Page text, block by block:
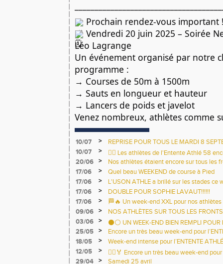
Prochain rendez-vous important
Vendredi 20 juin 2025 – Soirée
Léo Lagrange
Un événement organisé par notre
programme :
→ Courses de 50m à 1500m
→ Sauts en longueur et hauteur
→ Lancers de poids et javelot
Venez nombreux, athlètes comme
10/07 >
REPRISE POUR TOUS LE MARDI 8
LEO LAGRANGE.
10/07 >
🏃‍♀️ Les athlètes de l'Entente Athlé 58
terrains ce week-end ! 🏃‍♂️
20/06 >
Nos athlètes étaient encore sur tous les
la canicule ! 💙💛
17/06 >
Quel beau WEEKEND de course à Pied
17/06
>
L'USON ATHLE a brillé sur les stades ce
17/06
>
DOUBLE POUR SOPHIE LAVAUT!!!!!!
17/06
>
🏁🔥 Un week-end XXL pour nos athlètes
09/06
>
NOS ATHLÈTES SUR TOUS LES
03/06
>
⚫⚪ UN WEEK-END BIEN REMPLI POUR
25/05
>
Encore un très beau week-end pour
18/05
>
Week-end intense pour l’ENTENTE
12/05
>
🏃‍♂️🏅 Encore un très beau week-end
29/04
>
Samedi 25 avril